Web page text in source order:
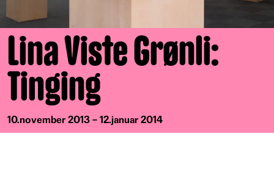
Lina Viste Grønli:
Tinging
10.november 2013 – 12.januar 2014